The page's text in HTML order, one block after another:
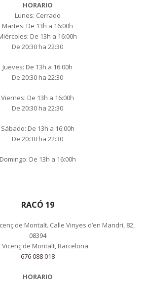
HORARIO
Lunes: Cerrado
Martes: De 13h a 16:00h
De 13h a 16:00h
De 20:30 ha 22:30
Jueves: De 13h a 16:00h
De 20:30 ha 22:30
Viernes: De 13h a 16:00h
De 20:30 ha 22:30
Sábado: De 13h a 16:00h
De 20:30 ha 22:30
Domingo: De 13h a 16:00h
RACÓ 19
de Montalt. Calle Vinyes d’en Mandri, 82,
08394
Vicenç de Montalt, Barcelona
676 088 018
HORARIO